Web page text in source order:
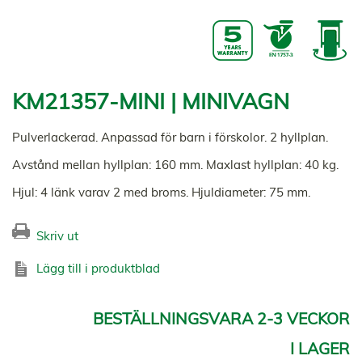
KM21357-MINI | MINIVAGN
Pulverlackerad. Anpassad för barn i förskolor. 2 hyllplan.
Avstånd mellan hyllplan: 160 mm. Maxlast hyllplan: 40 kg.
Hjul: 4 länk varav 2 med broms. Hjuldiameter: 75 mm.
Skriv ut
Lägg till i produktblad
BESTÄLLNINGSVARA 2-3 VECKOR
I LAGER